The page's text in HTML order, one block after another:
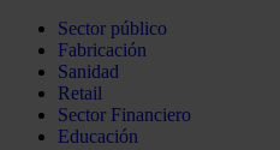
Sector público
Fabricación
Sanidad
Retail
Sector Financiero
Educación